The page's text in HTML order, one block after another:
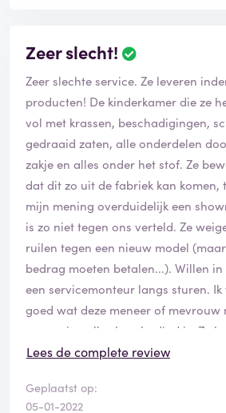
aangaande de middelen die nog
worden geen alternatief of een
waardoor de klant de dupe is. Dit
aan de beoordeling van dit bedrijf.
Zeer slecht!
Zeer slechte service. Ze leveren
producten! De kinderkamer die ze
vol met krassen, beschadigingen,
gedraaid zaten, alle onderdelen
zakje en alles onder het stof. Ze
dat dit zo uit de fabriek kan
mijn mening overduidelijk een
is zo niet tegen ons verteld. Ze
ruilen tegen een nieuw model
bedrag moeten betalen...). Willen
een servicemonteur langs sturen.
goed wat deze meneer of mevrouw
aangezien alles beschadigd is. Ze
afspraken niet na, vertellen niet het
verhaaltje van de klantenservice
Lees de complete review
Geplaatst op:
05-01-2022